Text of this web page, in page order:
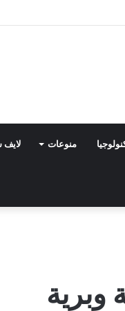
منوعات لايف
وبرية